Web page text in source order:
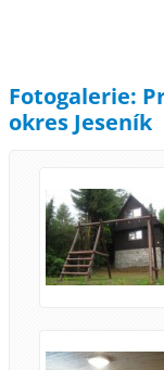
Fotogalerie:
okres Jeseník